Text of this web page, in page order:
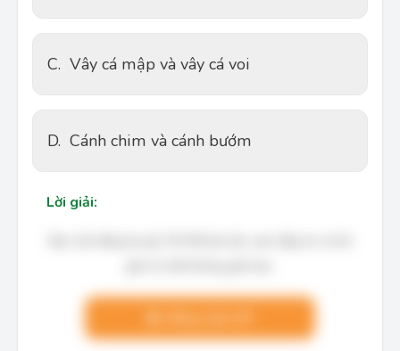
C. Vây cá mập và vây cá voi
D. Cánh chim và cánh bướm
Lời giải: